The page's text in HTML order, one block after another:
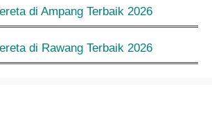
di Ampang Terbaik 2026
di Rawang Terbaik 2026